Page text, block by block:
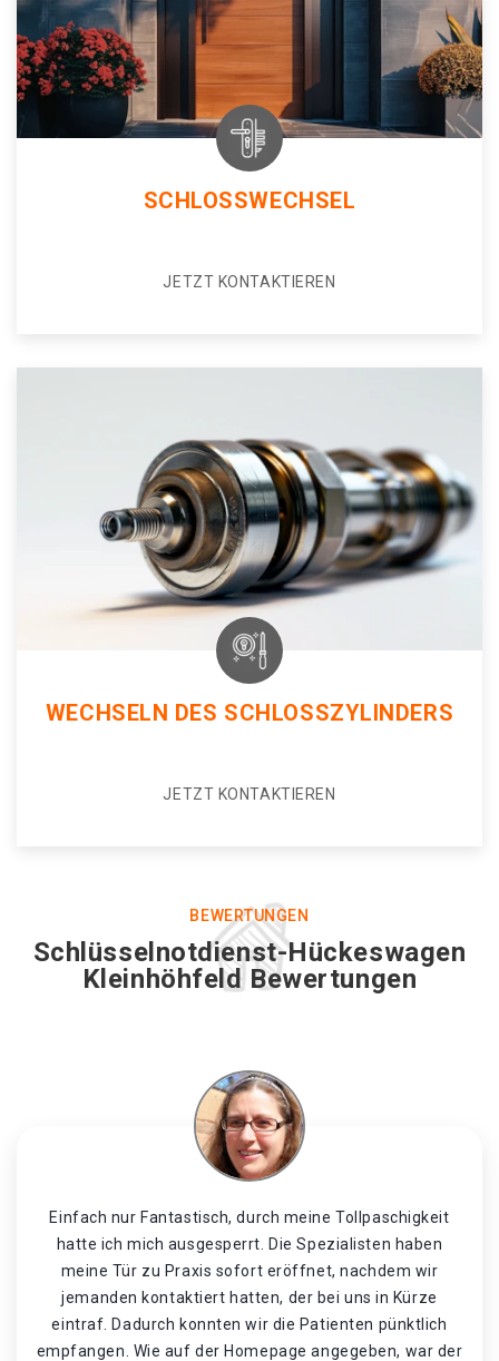
SCHLOSSWECHSEL
JETZT KONTAKTIEREN
WECHSELN DES SCHLOSSZYLINDERS
JETZT KONTAKTIEREN
BEWERTUNGEN
Schlüsselnotdienst-Hückeswagen
Kleinhöhfeld Bewertungen
Einfach nur Fantastisch, durch meine Tollpaschigkeit
hatte ich mich ausgesperrt. Die Spezialisten haben
meine Tür zu Praxis sofort eröffnet, nachdem wir
jemanden kontaktiert hatten, der bei uns in Kürze
eintraf. Dadurch konnten wir die Patienten pünktlich
empfangen. Wie auf der Homepage angegeben, war der